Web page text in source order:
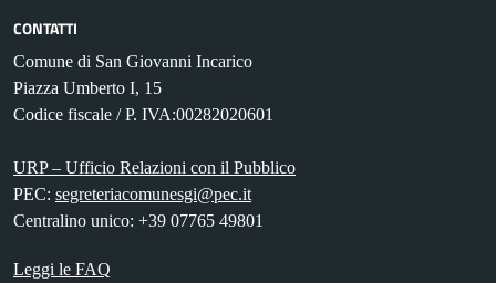
CONTATTI
Comune di San Giovanni Incarico
Piazza Umberto I, 15
Codice fiscale / P. IVA:00282020601
URP – Ufficio Relazioni con il Pubblico
PEC: segreteriacomunesgi@pec.it
Centralino unico: +39 07765 49801
Leggi le FAQ